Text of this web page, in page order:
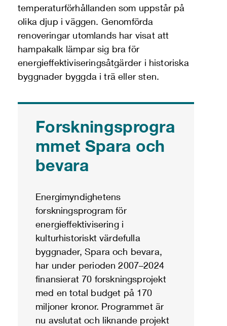
temperaturförhållanden som uppstår på
olika djup i väggen. Genomförda
renoveringar utomlands har visat att
hampakalk lämpar sig bra för
energieffektiviseringsåtgärder i historiska
byggnader byggda i trä eller sten.
Forskningsprogra
mmet Spara och
bevara
Energimyndighetens
forskningsprogram för
energieffektivisering i
kulturhistoriskt värdefulla
byggnader, Spara och bevara,
har under perioden 2007–2024
finansierat 70 forskningsprojekt
med en total budget på 170
miljoner kronor. Programmet är
nu avslutat och liknande projekt